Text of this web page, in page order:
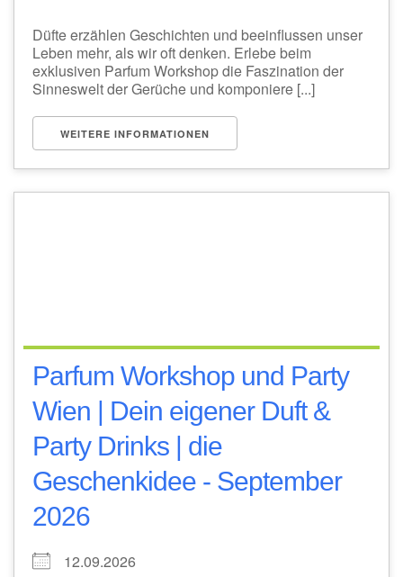
Düfte erzählen Geschichten und beeinflussen unser
Leben mehr, als wir oft denken. Erlebe beim
exklusiven Parfum Workshop die Faszination der
Sinneswelt der Gerüche und komponiere [...]
WEITERE INFORMATIONEN
Parfum Workshop und Party
Wien | Dein eigener Duft &
Party Drinks | die
Geschenkidee - September
2026
12.09.2026